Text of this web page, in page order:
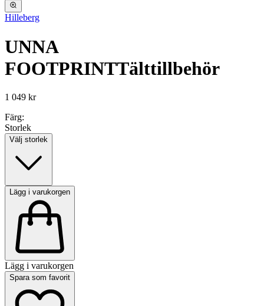
Hilleberg
UNNA
FOOTPRINTTälttillbehör
1 049 kr
Färg:
Storlek
Välj storlek
Lägg i varukorgen
Lägg i varukorgen
Spara som favorit